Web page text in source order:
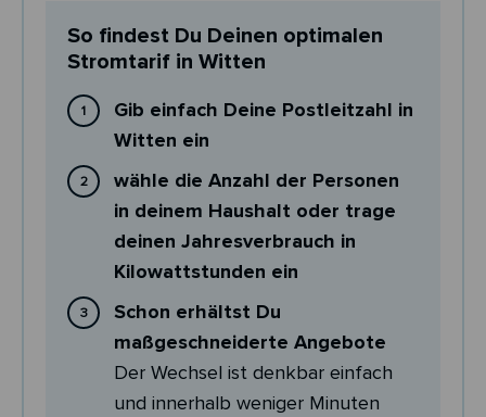
So findest Du Deinen optimalen
Stromtarif in Witten
Gib einfach Deine Postleitzahl in
Witten ein
wähle die Anzahl der Personen
in deinem Haushalt oder trage
deinen Jahresverbrauch in
Kilowattstunden ein
Schon erhältst Du
maßgeschneiderte Angebote
Der Wechsel ist denkbar einfach
und innerhalb weniger Minuten